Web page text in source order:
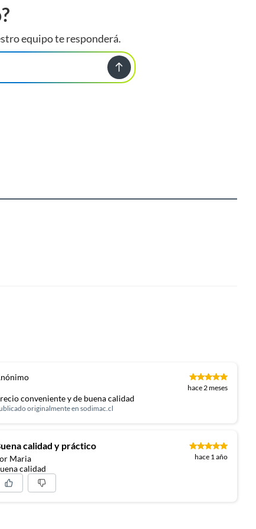
equipo te responderá.
hace 2 meses
conveniente y de buena calidad
originalmente ensodimac.cl
calidad y práctico
Maria hace 1 año
calidad